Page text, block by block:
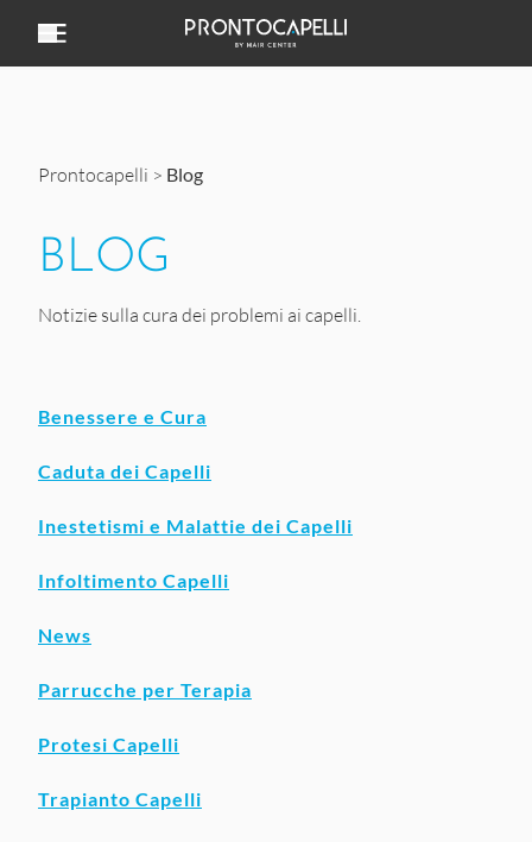
Prontocapelli > Blog
BLOG
Notizie sulla cura dei problemi ai capelli.
Benessere e Cura
Caduta dei Capelli
Inestetismi e Malattie dei Capelli
Infoltimento Capelli
News
Parrucche per Terapia
Protesi Capelli
Trapianto Capelli